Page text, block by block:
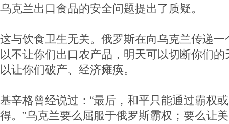
乌克兰出口食品的安全问题提出了质疑。
这与饮食卫生无关。俄罗斯在向乌克兰传递
以不让你们出口农产品，明天可以切断你们
以让你们破产、经济瘫痪。
基辛格曾经说过：“最后，和平只能通过霸权
得。”乌克兰要么屈服于俄罗斯霸权；要么让